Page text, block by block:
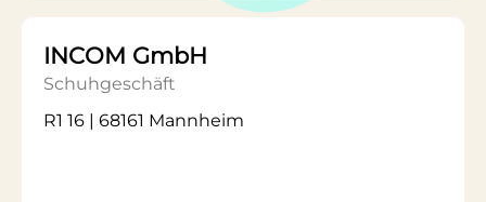
INCOM GmbH
Schuhgeschäft
R1 16 | 68161 Mannheim